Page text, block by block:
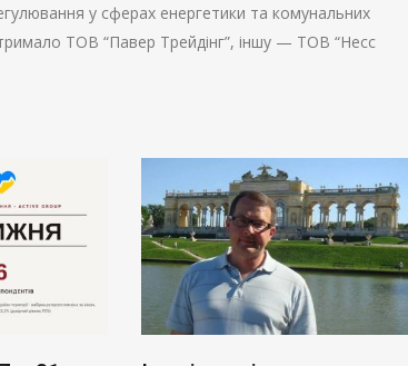
у сферах енергетики та комунальних
ТОВ “Павер Трейдінг”, іншу — ТОВ “Несс